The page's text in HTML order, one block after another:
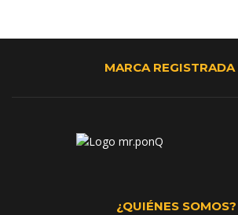
MARCA
¿QUIÉNES SOMOS?